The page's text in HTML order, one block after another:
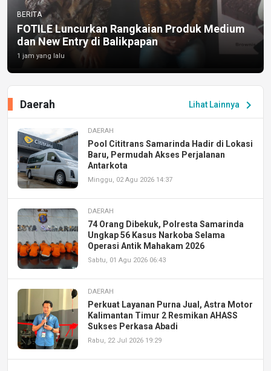
BERITA
FOTILE Luncurkan Rangkaian Produk Medium
dan New Entry di Balikpapan
1 jam yang lalu
Lihat Lainnya chevron_right
Daerah
DAERAH
Pool Cititrans Samarinda Hadir di Lokasi
Baru, Permudah Akses Perjalanan
Antarkota
Minggu, 02 Agu 2026 14:37
DAERAH
74 Orang Dibekuk, Polresta Samarinda
Ungkap 56 Kasus Narkoba Selama
Operasi Antik Mahakam 2026
Sabtu, 01 Agu 2026 06:43
DAERAH
Perkuat Layanan Purna Jual, Astra Motor
Kalimantan Timur 2 Resmikan AHASS
Sukses Perkasa Abadi
Rabu, 22 Jul 2026 19:29